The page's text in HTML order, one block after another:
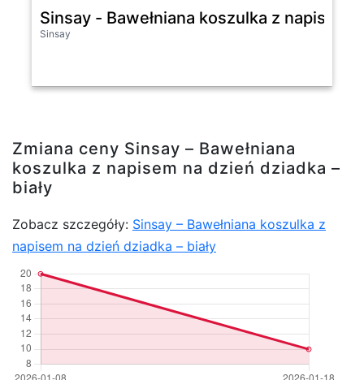
Sinsay - Bawełniana koszulka z napisem
Sinsay
Zmiana ceny Sinsay – Bawełniana
koszulka z napisem na dzień dziadka –
biały
Zobacz szczegóły: Sinsay – Bawełniana koszulka z
napisem na dzień dziadka – biały